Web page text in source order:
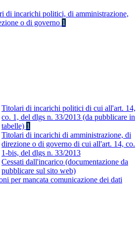
di incarichi politici, di amministrazione,
o di governo 1
Titolari di incarichi politici di cui all'art. 14,
co. 1, del dlgs n. 33/2013 (da pubblicare in
tabelle) 1
Titolari di incarichi di amministrazione, di
direzione o di governo di cui all'art. 14, co.
1-bis, del dlgs n. 33/2013
Cessati dall'incarico (documentazione da
pubblicare sul sito web)
per mancata comunicazione dei dati